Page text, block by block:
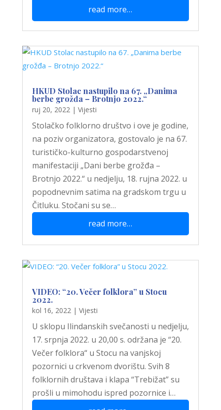
read more…
HKUD Stolac nastupilo na 67. „Danima
berbe grožđa – Brotnjo 2022.“
ruj 20, 2022| Vijesti
Stolačko folklorno društvo i ove je godine,
na poziv organizatora, gostovalo je na 67.
turističko-kulturno gospodarstvenoj
manifestaciji „Dani berbe grožđa –
Brotnjo 2022.“ u nedjelju, 18. rujna 2022. u
popodnevnim satima na gradskom trgu u
Čitluku. Stočani su se…
read more…
VIDEO: “20. Večer folklora” u Stocu
2022.
kol 16, 2022| Vijesti
U sklopu Ilindanskih svečanosti u nedjelju,
17. srpnja 2022. u 20,00 s. održana je “20.
Večer folklora“ u Stocu na vanjskoj
pozornici u crkvenom dvorištu. Svih 8
folklornih društava i klapa “Trebižat” su
prošli u mimohodu ispred pozornice i…